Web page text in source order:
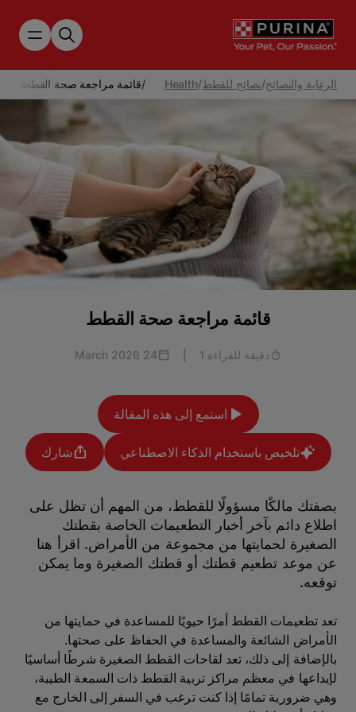
الرعاية والنصائح/نصائح للقطط/
Health
/قائمة مراجعة صحة القطط
قائمة مراجعة صحة القطط
دقيقة للقراءة 1 24 March 2026
استمع إلى هذه المقالة
تلخيص باستخدام الذكاء الاصطناعي شارك
بصفتك مالكًا مسؤولًا للقطط، من المهم أن تظل على
اطلاع دائم بآخر أخبار التطعيمات الخاصة بقطتك
الصغيرة لحمايتها من مجموعة من الأمراض. اقرأ هنا
عن موعد تطعيم قطتك أو قطتك الصغيرة وما يمكن
توقعه.
تعد تطعيمات القطط أمرًا حيويًا للمساعدة في حمايتها من
الأمراض الشائعة والمساعدة في الحفاظ على صحتها.
بالإضافة إلى ذلك، تعد لقاحات القطط الصغيرة شرطًا أساسيًا
لإيداعها في معظم مراكز تربية القطط ذات السمعة الطيبة،
وهي ضرورية تمامًا إذا كنت ترغب في السفر إلى الخارج مع